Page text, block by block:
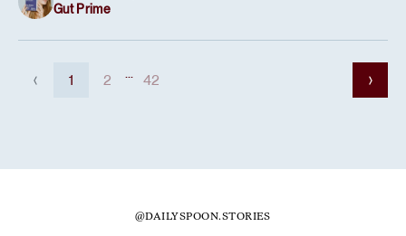
Gut Prime
1 2 ... 42
@DAILYSPOON.STORIES